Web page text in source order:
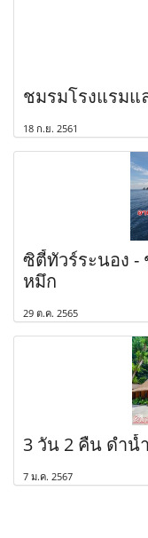
ชมรมโรงแรมแ
18 ก.ย. 2561
ซิตี้ทัวร์ระนอง -
หมึก
29 ต.ค. 2565
3 วัน 2 คืน ดำน้
7 ม.ค. 2567